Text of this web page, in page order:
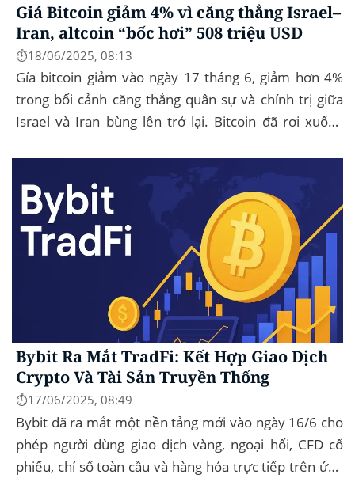
Giá Bitcoin giảm 4% vì căng thẳng Israel–
Iran, altcoin “bốc hơi” 508 triệu USD
⏱️18/06/2025, 08:13
Gía bitcoin giảm vào ngày 17 tháng 6, giảm hơn 4%
trong bối cảnh căng thẳng quân sự và chính trị giữa
Israel và Iran bùng lên trở lại. Bitcoin đã rơi xuống
Bybit Ra Mắt TradFi: Kết Hợp Giao Dịch
Crypto Và Tài Sản Truyền Thống
⏱️17/06/2025, 08:49
Bybit đã ra mắt một nền tảng mới vào ngày 16/6 cho
phép người dùng giao dịch vàng, ngoại hối, CFD cổ
phiếu, chỉ số toàn cầu và hàng hóa trực tiếp trên ứng